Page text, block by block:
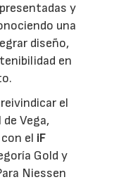
y
una
diseño,
en
el
Vega,
el iF
Gold y
Niessen